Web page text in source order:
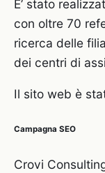
E’ stato
con oltre 70
ricerca delle
dei centri di
Il sito web è
Campagna SEO
Crovi